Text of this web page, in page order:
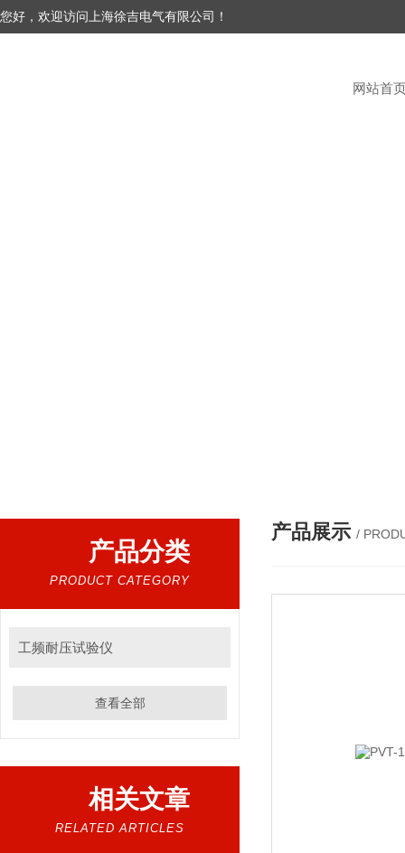
您好，欢迎访问上海徐吉电气有限公司！
网站首
产品分类
PRODUCT CATEGORY
工频耐压试验仪
查看全部
相关文章
RELATED ARTICLES
产品展示 /